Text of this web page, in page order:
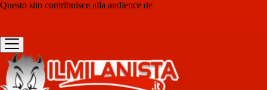
Questo sito contribuisce alla audience de